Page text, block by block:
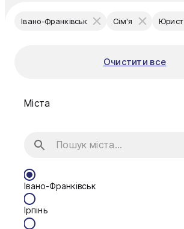
Івано-Франківськ Сім'я Юрист
Очистити все
Міста
Івано-Франківськ
Ірпінь